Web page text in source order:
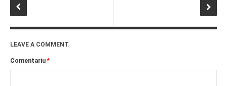
LEAVE A COMMENT.
Comentariu *